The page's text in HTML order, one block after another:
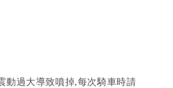
動過大導致噴掉,每次騎車時請